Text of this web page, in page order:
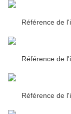
Référence de
Référence de
Référence de